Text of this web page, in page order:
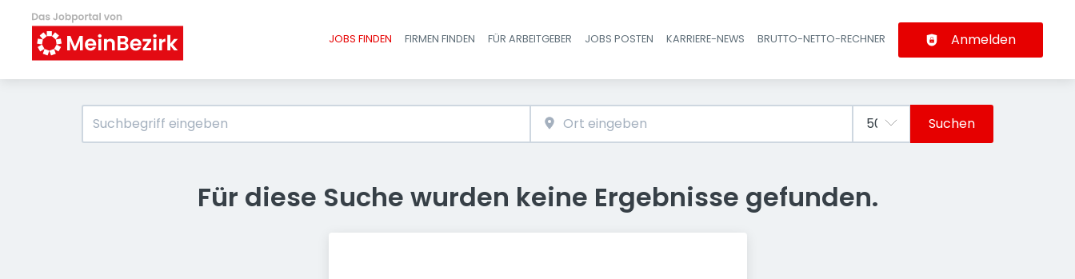
Haupt-Navigation
JOBS FINDEN FIRMEN FINDEN FÜR ARBEITGEBER JOBS POSTEN KARRIERE-NEWS BRUTTO-NETTO-RECHNER Anmelden
Suchen
Für diese Suche wurden keine Ergebnisse gefunden.